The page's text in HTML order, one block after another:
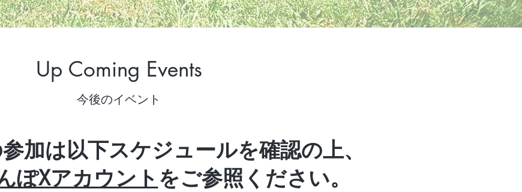
Up Coming Events
今後のイベント
加は以下スケジュールを確認の上、
ぽXアカウント をご参照ください。